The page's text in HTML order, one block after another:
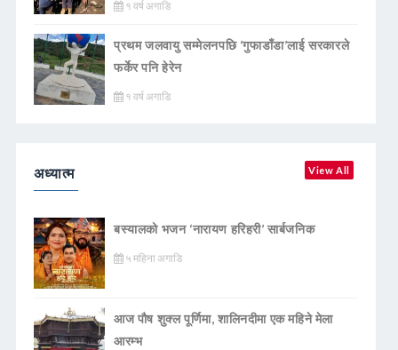
१ वर्ष अगाडि
प्रथम जलवायु सम्मेलनपछि ‘गुफाडाँडा’लाई सरकारले
फर्केर पनि हेरेन
१ वर्ष अगाडि
अध्यात्म View All
बस्यालको भजन ‘नारायण हरिहरी’ सार्बजनिक
५ महिना अगाडि
आज पौष शुक्ल पूर्णिमा, शालिनदीमा एक महिने मेला
आरम्भ